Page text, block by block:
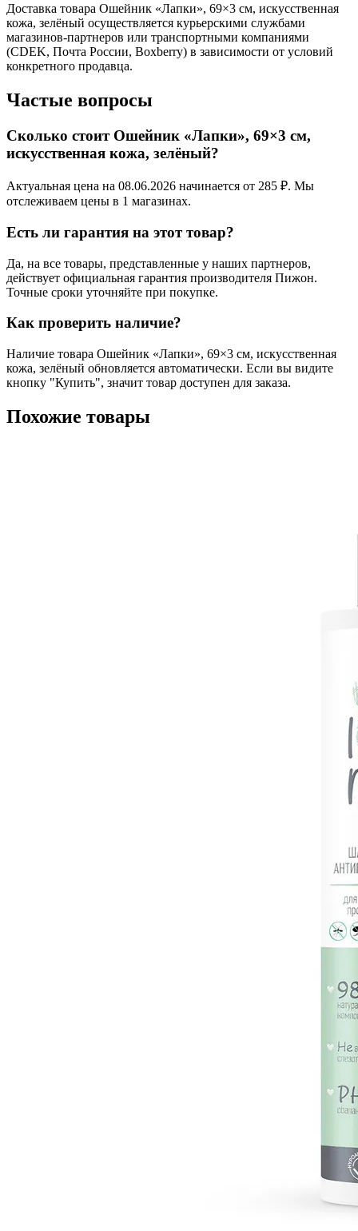
Доставка товара Ошейник «Лапки», 69×3 см, искусственная
кожа, зелёный осуществляется курьерскими службами
магазинов-партнеров или транспортными компаниями
(CDEK, Почта России, Boxberry) в зависимости от условий
конкретного продавца.
Частые вопросы
Сколько стоит Ошейник «Лапки», 69×3 см,
искусственная кожа, зелёный?
Актуальная цена на 08.06.2026 начинается от 285 ₽. Мы
отслеживаем цены в 1 магазинах.
Есть ли гарантия на этот товар?
Да, на все товары, представленные у наших партнеров,
действует официальная гарантия производителя Пижон.
Точные сроки уточняйте при покупке.
Как проверить наличие?
Наличие товара Ошейник «Лапки», 69×3 см, искусственная
кожа, зелёный обновляется автоматически. Если вы видите
кнопку "Купить", значит товар доступен для заказа.
Похожие товары